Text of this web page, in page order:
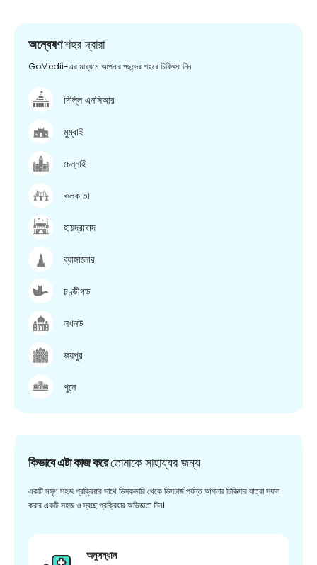
অন্বেষণশহর দ্বারা
GoMedii-এর মাধ্যমে আপনার পছন্দের শহরে চিকিৎসা নিন
দিল্লি এনসিআর
মুম্বাই
চেন্নাই
কলকাতা
হায়দ্রাবাদ
ব্যাঙ্গালোর
চণ্ডীগড়
লখনউ
জয়পুর
পুনে
কিভাবে এটা কাজ করেতোমাকে সাহায্যর জন্য
একটি মসৃণ সহজ প্রক্রিয়ার সাথে ডিসকভারি থেকে ডিসচার্জ পর্যন্ত আপনার চিকিত্সার যাত্রা সফল
করার একটি সহজ ও স্বচ্ছ প্রক্রিয়ার অভিজ্ঞতা নিন।
অনুসন্ধান